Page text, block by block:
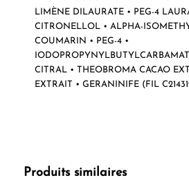
LIMÈNE DILAURATE • PEG-4
CITRONELLOL • ALPHA-
COUMARIN • PEG-4 •
CITRAL • THEOBROMA CACAO
EXTRAIT • GERANINIFE (FIL
Produits similaires